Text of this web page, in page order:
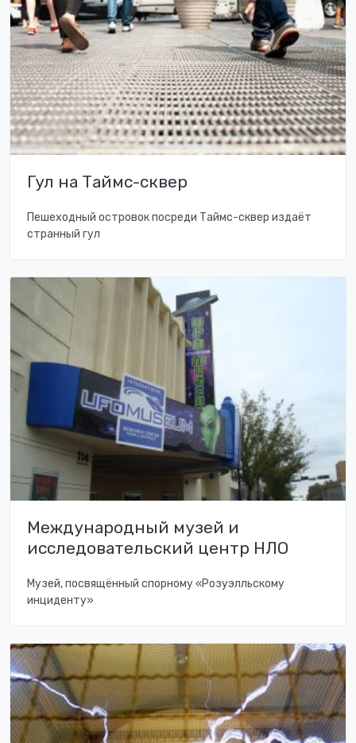
Гул на Таймс-сквер
Пешеходный островок посреди Таймс-сквер издаёт
странный гул
Международный музей и
исследовательский центр НЛО
Музей, посвящённый спорному «Розуэлльскому
инциденту»